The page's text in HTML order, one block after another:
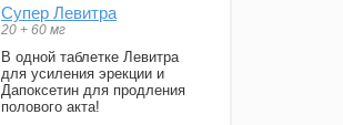
Супер Левитра
20 + 60 мг
В одной таблетке Левитра
для усиления эрекции и
Дапоксетин для продления
полового акта!